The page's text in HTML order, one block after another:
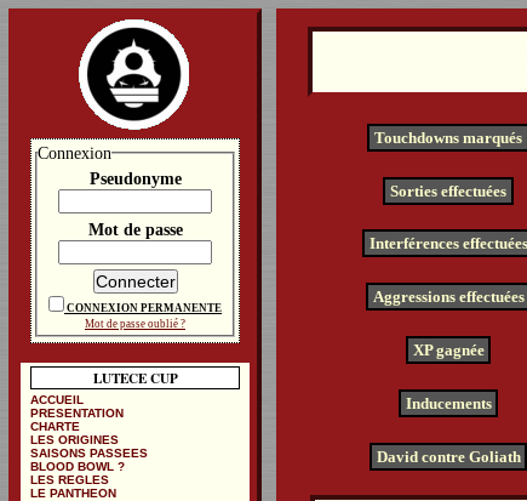
Touchdowns marqués
Sorties effectuées
Interférences effectuées
Aggressions effectuées
XP gagnée
Inducements
David contre Goliath
Connexion
Pseudonyme
Mot de passe
CONNEXION PERMANENTE
Mot de passe oublié ?
LUTECE CUP
ACCUEIL
PRESENTATION
CHARTE
LES ORIGINES
SAISONS PASSEES
BLOOD BOWL ?
LES REGLES
LE PANTHEON